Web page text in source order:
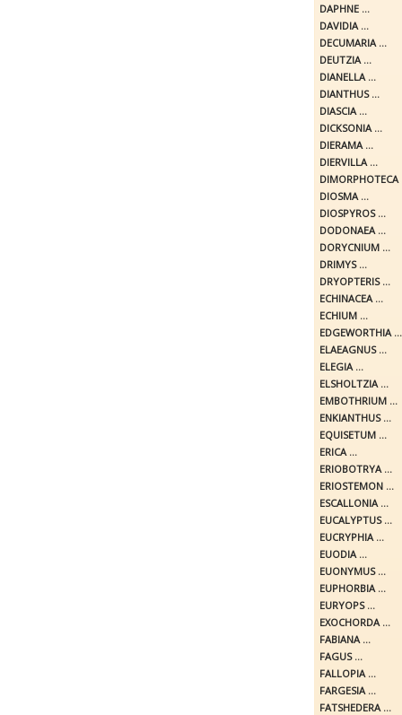
DAPHNE ...
DAVIDIA ...
DECUMARIA ...
DEUTZIA ...
DIANELLA ...
DIANTHUS ...
DIASCIA ...
DICKSONIA ...
DIERAMA ...
DIERVILLA ...
DIMORPHOTECA
DIOSMA ...
DIOSPYROS ...
DODONAEA ...
DORYCNIUM ...
DRIMYS ...
DRYOPTERIS ...
ECHINACEA ...
ECHIUM ...
EDGEWORTHIA ...
ELAEAGNUS ...
ELEGIA ...
ELSHOLTZIA ...
EMBOTHRIUM ...
ENKIANTHUS ...
EQUISETUM ...
ERICA ...
ERIOBOTRYA ...
ERIOSTEMON ...
ESCALLONIA ...
EUCALYPTUS ...
EUCRYPHIA ...
EUODIA ...
EUONYMUS ...
EUPHORBIA ...
EURYOPS ...
EXOCHORDA ...
FABIANA ...
FAGUS ...
FALLOPIA ...
FARGESIA ...
FATSHEDERA ...